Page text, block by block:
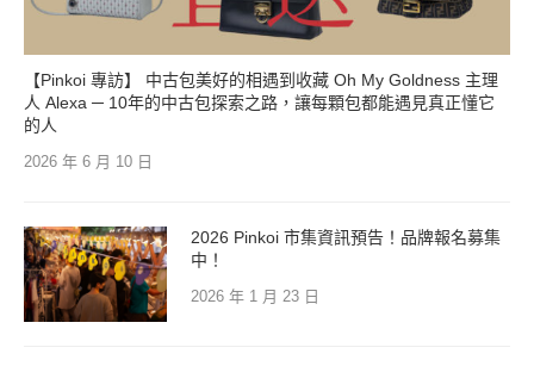
【Pinkoi 專訪】 中古包美好的相遇到收藏 Oh My Goldness 主理
人 Alexa ─ 10年的中古包探索之路，讓每顆包都能遇見真正懂它
的人
2026 年 6 月 10 日
2026 Pinkoi 市集資訊預告！品牌報名募集
中！
2026 年 1 月 23 日